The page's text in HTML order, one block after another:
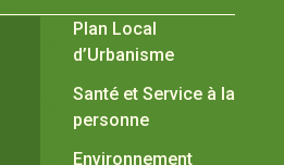
Plan Local
d’Urbanisme
Santé et Service à la
personne
Environnement